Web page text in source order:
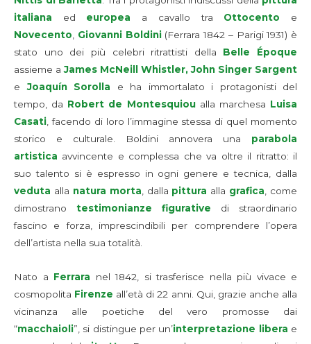
italiana ed europea a cavallo tra Ottocento e
Novecento, Giovanni Boldini(Ferrara 1842 – Parigi 1931) è
stato uno dei più celebri ritrattisti della Belle Époque
assieme a James McNeill Whistler, John Singer Sargent
eJoaquín Sorolla e ha immortalato i protagonisti del
tempo, da Robert de Montesquioualla marchesa Luisa
Casati, facendo di loro l’immagine stessa di quel momento
storico e culturale. Boldini annovera una parabola
artistica avvincente e complessa che va oltre il ritratto: il
suo talento si è espresso in ogni genere e tecnica, dalla
veduta alla natura morta, dalla pittura alla grafica, come
dimostrano testimonianze figurative di straordinario
fascino e forza, imprescindibili per comprendere l’opera
dell’artista nella sua totalità.
Nato a Ferrara nel 1842, si trasferisce nella più vivace e
cosmopolita Firenze all’età di 22 anni. Qui, grazie anche alla
vicinanza alle poetiche del vero promosse dai
“macchaioli”, si distingue per un’interpretazione libera e